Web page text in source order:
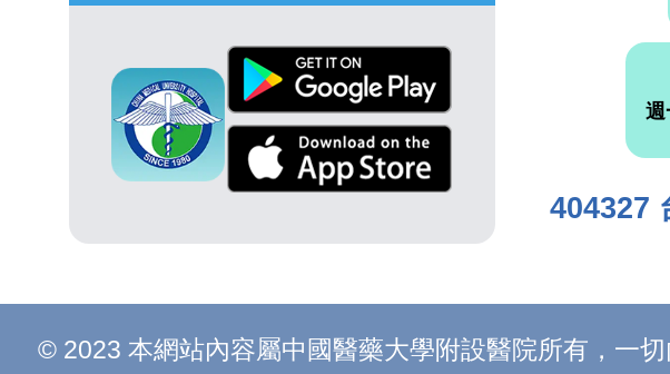
週
404327
© 2023 本網站內容屬中國醫藥大學附設醫院所有，一